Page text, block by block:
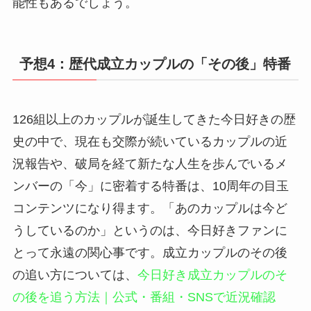
能性もあるでしょう。
予想4：歴代成立カップルの「その後」特番
126組以上のカップルが誕生してきた今日好きの歴
史の中で、現在も交際が続いているカップルの近
況報告や、破局を経て新たな人生を歩んでいるメ
ンバーの「今」に密着する特番は、10周年の目玉
コンテンツになり得ます。「あのカップルは今ど
うしているのか」というのは、今日好きファンに
とって永遠の関心事です。成立カップルのその後
の追い方については、 今日好き成立カップルのそ
の後を追う方法｜公式・番組・SNSで近況確認